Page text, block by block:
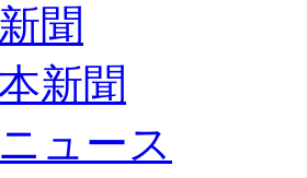
聞
新聞
ュース